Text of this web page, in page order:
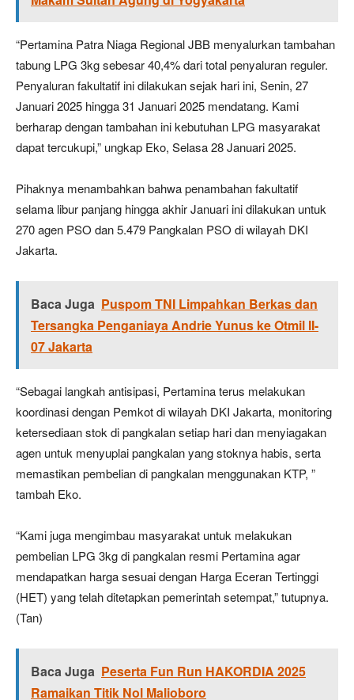
“Pertamina Patra Niaga Regional JBB menyalurkan tambahan
tabung LPG 3kg sebesar 40,4% dari total penyaluran reguler.
Penyaluran fakultatif ini dilakukan sejak hari ini, Senin, 27
Januari 2025 hingga 31 Januari 2025 mendatang. Kami
berharap dengan tambahan ini kebutuhan LPG masyarakat
dapat tercukupi,” ungkap Eko, Selasa 28 Januari 2025.
Pihaknya menambahkan bahwa penambahan fakultatif
selama libur panjang hingga akhir Januari ini dilakukan untuk
270 agen PSO dan 5.479 Pangkalan PSO di wilayah DKI
Jakarta.
Baca Juga Puspom TNI Limpahkan Berkas dan
Tersangka Penganiaya Andrie Yunus ke Otmil II-
07 Jakarta
“Sebagai langkah antisipasi, Pertamina terus melakukan
koordinasi dengan Pemkot di wilayah DKI Jakarta, monitoring
ketersediaan stok di pangkalan setiap hari dan menyiagakan
agen untuk menyuplai pangkalan yang stoknya habis, serta
memastikan pembelian di pangkalan menggunakan KTP, ”
tambah Eko.
“Kami juga mengimbau masyarakat untuk melakukan
pembelian LPG 3kg di pangkalan resmi Pertamina agar
mendapatkan harga sesuai dengan Harga Eceran Tertinggi
(HET) yang telah ditetapkan pemerintah setempat,” tutupnya.
(Tan)
Baca Juga Peserta Fun Run HAKORDIA 2025
Ramaikan Titik Nol Malioboro